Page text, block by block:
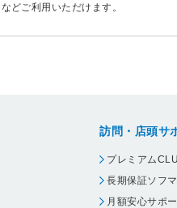
などご利用いただけます。
訪問・店頭サ
プレミアム
長期保証ソフ
月額安心サポ